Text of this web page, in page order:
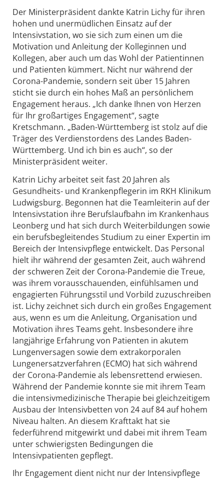
Der Ministerpräsident dankte Katrin Lichy für ihren
hohen und unermüdlichen Einsatz auf der
Intensivstation, wo sie sich zum einen um die
Motivation und Anleitung der Kolleginnen und
Kollegen, aber auch um das Wohl der Patientinnen
und Patienten kümmert. Nicht nur während der
Corona-Pandemie, sondern seit über 15 Jahren
sticht sie durch ein hohes Maß an persönlichem
Engagement heraus. „Ich danke Ihnen von Herzen
für Ihr großartiges Engagement“, sagte
Kretschmann. „Baden-Württemberg ist stolz auf die
Träger des Verdienstordens des Landes Baden-
Württemberg. Und ich bin es auch“, so der
Ministerpräsident weiter.
Katrin Lichy arbeitet seit fast 20 Jahren als
Gesundheits- und Krankenpflegerin im RKH Klinikum
Ludwigsburg. Begonnen hat die Teamleiterin auf der
Intensivstation ihre Berufslaufbahn im Krankenhaus
Leonberg und hat sich durch Weiterbildungen sowie
ein berufsbegleitendes Studium zu einer Expertin im
Bereich der Intensivpflege entwickelt. Das Personal
hielt ihr während der gesamten Zeit, auch während
der schweren Zeit der Corona-Pandemie die Treue,
was ihrem vorausschauenden, einfühlsamen und
engagierten Führungsstil und Vorbild zuzuschreiben
ist. Lichy zeichnet sich durch ein großes Engagement
aus, wenn es um die Anleitung, Organisation und
Motivation ihres Teams geht. Insbesondere ihre
langjährige Erfahrung von Patienten in akutem
Lungenversagen sowie dem extrakorporalen
Lungenersatzverfahren (ECMO) hat sich während
der Corona-Pandemie als lebensrettend erwiesen.
Während der Pandemie konnte sie mit ihrem Team
die intensivmedizinische Therapie bei gleichzeitigem
Ausbau der Intensivbetten von 24 auf 84 auf hohem
Niveau halten. An diesem Krafttakt hat sie
federführend mitgewirkt und dabei mit ihrem Team
unter schwierigsten Bedingungen die
Intensivpatienten gepflegt.
Ihr Engagement dient nicht nur der Intensivpflege